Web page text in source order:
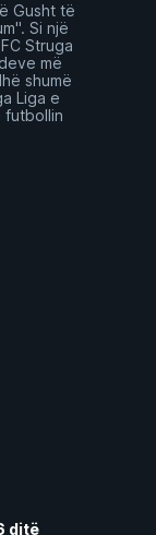
Gusht të
Si një
Struga
më
shumë
Liga e
futbollin
ditë